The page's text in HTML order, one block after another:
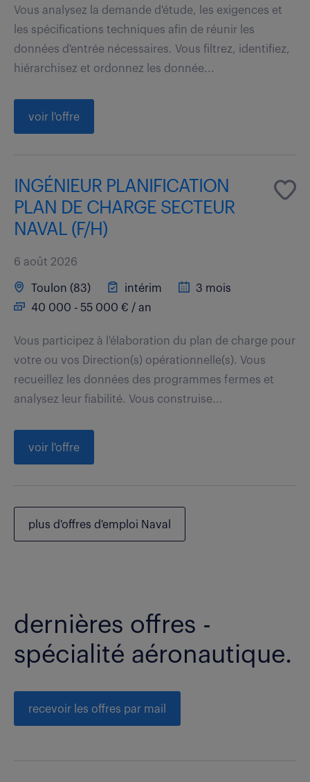
Vous analysez la demande d'étude, les exigences et
les spécifications techniques afin de réunir les
données d'entrée nécessaires. Vous filtrez, identifiez,
hiérarchisez et ordonnez les donnée...
voir l'offre
INGÉNIEUR PLANIFICATION
PLAN DE CHARGE SECTEUR
NAVAL (F/H)
6 août 2026
Toulon (83) intérim
3 mois
40 000 - 55 000 € / an
Vous participez à l'élaboration du plan de charge pour
votre ou vos Direction(s) opérationnelle(s). Vous
recueillez les données des programmes fermes et
analysez leur fiabilité. Vous construise...
voir l'offre
plus d'offres d'emploi Naval
dernières offres -
spécialité aéronautique.
recevoir les offres par mail